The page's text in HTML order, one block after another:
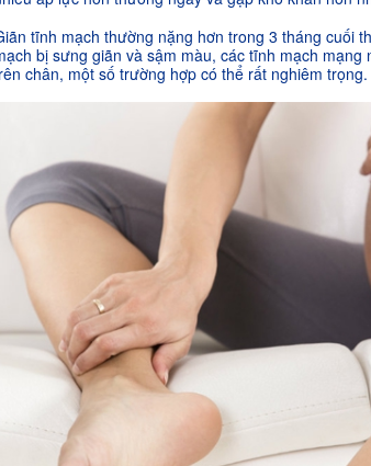
tĩnh mạch thường nặng hơn trong 3 tháng cuối
bị sưng giãn và sậm màu, các tĩnh mạch
chân, một số trường hợp có thể rất nghiêm trọng.